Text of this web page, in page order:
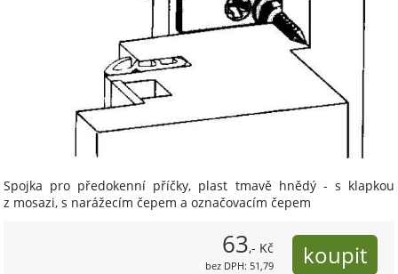
Spojka pro předokenní příčky, plast tmavě hnědý - s klapkou
z mosazi, s narážecím čepem a označovacím čepem
63,- Kč
bez DPH: 51,79